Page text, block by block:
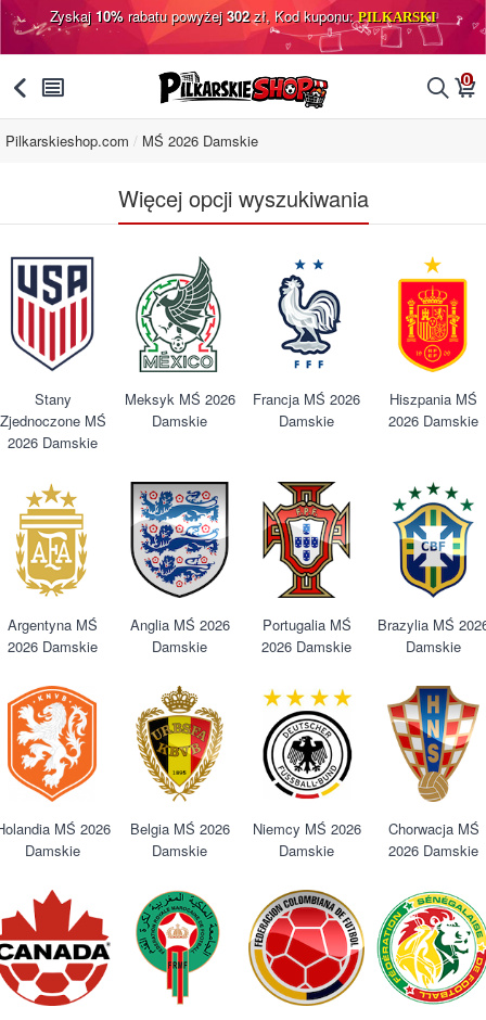
Zyskaj10%rabatu powyżej302zł, Kod kuponu:PILKARSKI
󰅯 󰂩 󰂨 0
󰃦
Pilkarskieshop.com MŚ 2026 Damskie
Więcej opcji wyszukiwania
Stany
Zjednoczone MŚ
2026 Damskie
Meksyk MŚ 2026
Damskie
Francja MŚ 2026
Damskie
Hiszpania MŚ
2026 Damskie
Argentyna MŚ
2026 Damskie
Anglia MŚ 2026
Damskie
Portugalia MŚ
2026 Damskie
Brazylia MŚ
Damskie
MŚ 2026
Damskie
Belgia MŚ 2026
Damskie
Niemcy MŚ 2026
Damskie
Chorwacja MŚ
2026 Damskie